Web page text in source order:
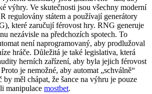
výhry. Ve skutečnosti jsou všechny moderní
regulovány státem a používají generátory
které zaručují férovost hry. RNG generuje
nezávisle na předchozích spotech. To
není naprogramovaný, aby prodlužoval
hráče. Důležitá je také legislativa, která
herních zařízení, aby byla jejich férovost
je nemožné, aby automat „schválně“
měl chápat, že šance na výhru je pouze
manipulace mostbet.